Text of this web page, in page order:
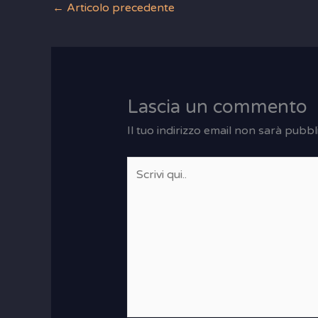
← Articolo precedente
Lascia un commento
Il tuo indirizzo email non sarà
qui..